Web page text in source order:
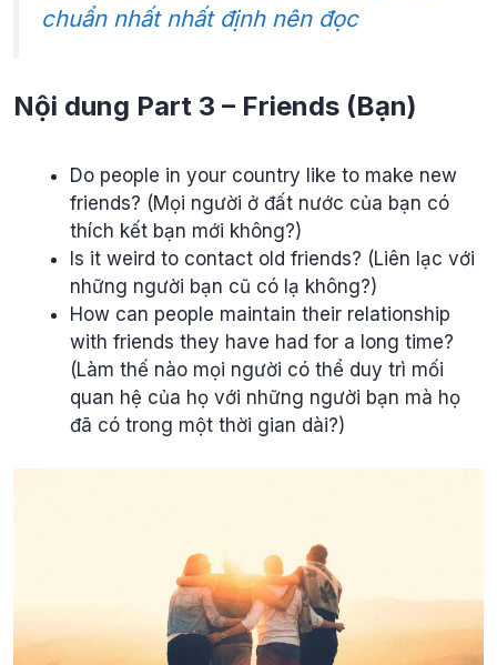
chuẩn nhất nhất định nên đọc
Nội dung Part 3 – Friends (Bạn)
Do people in your country like to make new
friends? (Mọi người ở đất nước của bạn có
thích kết bạn mới không?)
Is it weird to contact old friends? (Liên lạc với
những người bạn cũ có lạ không?)
How can people maintain their relationship
with friends they have had for a long time?
(Làm thế nào mọi người có thể duy trì mối
quan hệ của họ với những người bạn mà họ
đã có trong một thời gian dài?)